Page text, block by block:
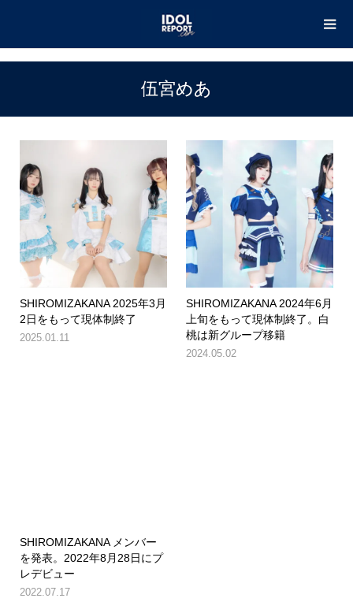
伍宮めあ
SHIROMIZAKANA 2025年3月
2日をもって現体制終了
2025.01.11
SHIROMIZAKANA 2024年6月
上旬をもって現体制終了。白
桃は新グループ移籍
2024.05.02
SHIROMIZAKANA メンバー
を発表。2022年8月28日にプ
レデビュー
2022.07.17